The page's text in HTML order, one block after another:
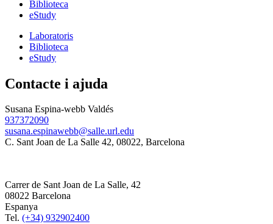
Biblioteca
eStudy
Laboratoris
Biblioteca
eStudy
Contacte i ajuda
Susana Espina-webb Valdés
937372090
susana.espinawebb@salle.url.edu
C. Sant Joan de La Salle 42, 08022, Barcelona
Carrer de Sant Joan de La Salle, 42
08022 Barcelona
Espanya
Tel. (+34) 932902400